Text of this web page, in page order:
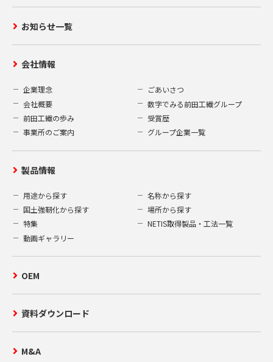
お知らせ一覧
会社情報
企業理念
ごあいさつ
会社概要
数字でみる前田工繊グループ
前田工繊の歩み
受賞歴
事業所のご案内
グループ企業一覧
製品情報
用途から探す
名称から探す
国土強靭化から探す
場所から探す
特集
NETIS取得製品・工法一覧
動画ギャラリー
OEM
資料ダウンロード
M&A